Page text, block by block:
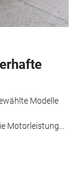
Modelle
Motorleistung...